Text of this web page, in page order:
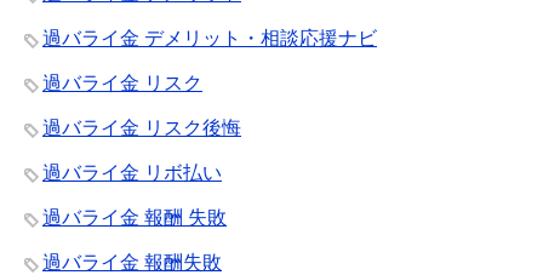
過バライ金 デメリット・相談応援ナビ
過バライ金 リスク
過バライ金 リスク後悔
過バライ金 リボ払い
過バライ金 報酬 失敗
過バライ金 報酬失敗